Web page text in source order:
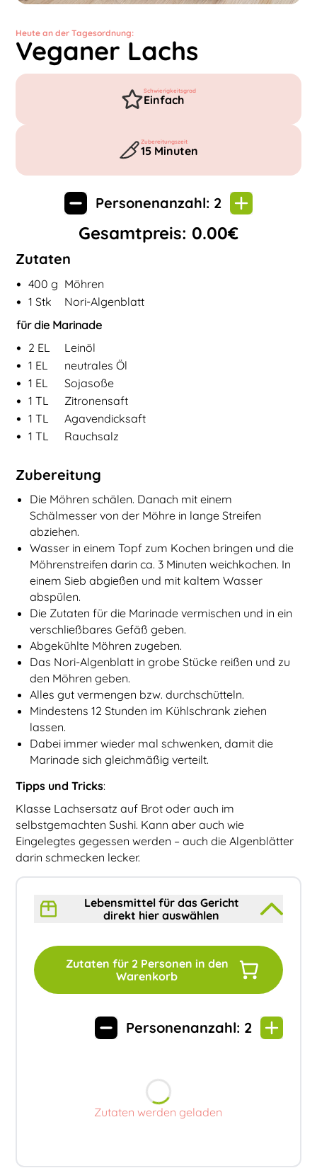
Heute an der Tagesordnung:
Veganer Lachs
Schwierigkeitsgrad
Einfach
Zubereitungszeit
15 Minuten
Personenanzahl: 2
Gesamtpreis: 0.00€
Zutaten
Zutaten fürVeganer Lachs
• 400 g Möhren
• 1 Stk
Nori-Algenblatt
für die Marinade
• 2 EL Leinöl
• 1 EL neutrales Öl
• 1 EL Sojasoße
• 1 TL Zitronensaft
• 1 TL Agavendicksaft
• 1 TL Rauchsalz
Zubereitung
Die Möhren schälen. Danach mit einem
Schälmesser von der Möhre in lange Streifen
abziehen.
Wasser in einem Topf zum Kochen bringen und die
Möhrenstreifen darin ca. 3 Minuten weichkochen. In
einem Sieb abgießen und mit kaltem Wasser
abspülen.
Die Zutaten für die Marinade vermischen und in ein
verschließbares Gefäß geben.
Abgekühlte Möhren zugeben.
Das Nori-Algenblatt in grobe Stücke reißen und zu
den Möhren geben.
Alles gut vermengen bzw. durchschütteln.
Mindestens 12 Stunden im Kühlschrank ziehen
lassen.
Dabei immer wieder mal schwenken, damit die
Marinade sich gleichmäßig verteilt.
Tipps und Tricks:
Klasse Lachsersatz auf Brot oder auch im
selbstgemachten Sushi. Kann aber auch wie
Eingelegtes gegessen werden – auch die Algenblätter
darin schmecken lecker.
Lebensmittel für das Gericht
direkt hier auswählen
Zutaten für 2
Warenkorb
Personenanzahl: 2
Zutaten werden geladen